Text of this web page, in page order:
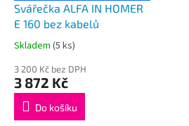
Svářečka ALFA IN HOMER
E 160 bez kabelů
Průměrné
produktu
je
5,0
Skladem (5 ks)
3 200 Kč bez DPH
3 872 Kč
Do košíku